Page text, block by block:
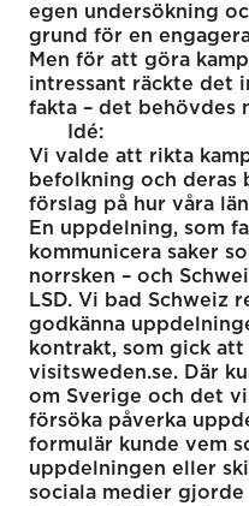
egen undersökning
grund för en
Men för att göra
intressant räckte det
fakta – det behövdes
Idé:
Vi valde att rikta
befolkning och deras
förslag på hur våra
En uppdelning, som
kommunicera saker
norrsken – och
LSD. Vi bad Schweiz
godkänna
kontrakt, som gick att
visitsweden.se. Där
om Sverige och det
försöka påverka
formulär kunde vem
uppdelningen eller
sociala medier